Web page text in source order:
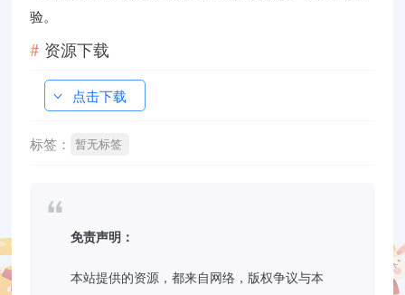
验。
资源下载
点击下载
标签： 暂无标签
免责声明：
本站提供的资源，都来自网络，版权争议与本